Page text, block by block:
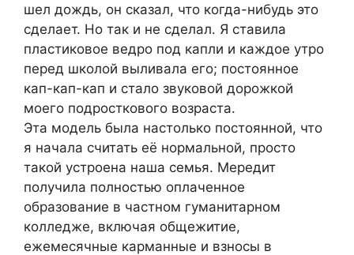
шел дождь, он сказал, что когда-нибудь это
сделает. Но так и не сделал. Я ставила
пластиковое ведро под капли и каждое утро
перед школой выливала его; постоянное
кап-кап-кап и стало звуковой дорожкой
моего подросткового возраста.
Эта модель была настолько постоянной, что
я начала считать её нормальной, просто
такой устроена наша семья. Мередит
получила полностью оплаченное
образование в частном гуманитарном
колледже, включая общежитие,
ежемесячные карманные и взносы в